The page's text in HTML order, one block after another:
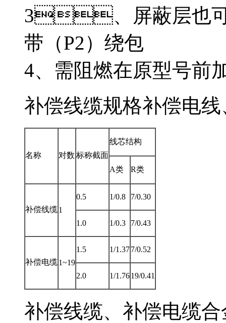
3、屏蔽层也可
带（P2）绕包
4、需阻燃在原型号前
补偿线缆规格补偿电线
名称 对数 标称截面
线芯结构
A类 R类
补偿线缆1
0.5 1/0.8 7/0.30
1.0 1/0.3 7/0.43
补偿电缆1~19
1.5 1/1.377/0.52
2.0 1/1.7619/0.41
补偿线缆、补偿电缆合